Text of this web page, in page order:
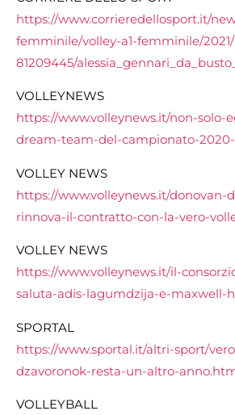
https://www.corrieredellosport.it/
femminile/volley-a1-femminile/
81209445/
VOLLEYNEWS
https://www.volleynews.it/non-solo-
dream-team-del-campionato-2020-
VOLLEY NEWS
https://www.volleynews.it/donovan-
rinnova-il-contratto-con-la-vero-
VOLLEY NEWS
https://www.volleynews.it/il-
saluta-adis-lagumdzija-e-maxwell-
SPORTAL
https://www.sportal.it/altri-sport/
dzavoronok-resta-un-altro-
VOLLEYBALL